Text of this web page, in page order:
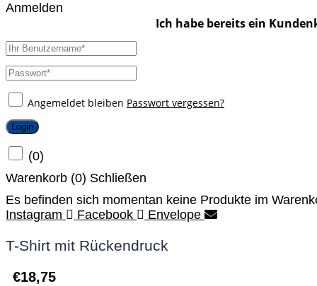
Anmelden
Angemeldet bleiben Passwort vergessen?
Login
(0)
Warenkorb (0) Schließen
Es befinden sich momentan keine Produkte im
Instagram
Facebook Envelope
T-Shirt mit Rückendruck
€18,75